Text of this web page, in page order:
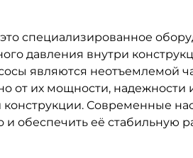
специализированное
давления внутри
являются неотъемлемой
от их мощности, надежности
конструкции. Современные
обеспечить её стабильную